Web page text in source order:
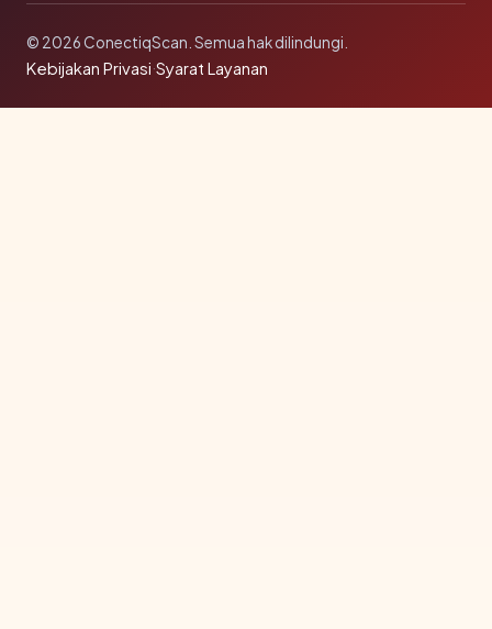
© 2026 ConectiqScan. Semua hak dilindungi.
Kebijakan Privasi·Syarat Layanan